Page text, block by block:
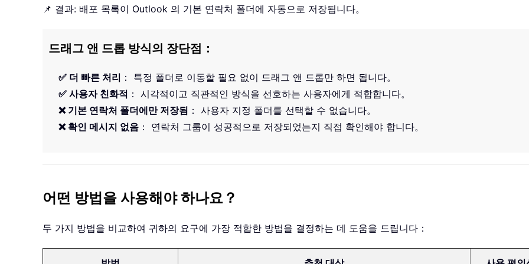
📌 결과: 배포 목록이 Outlook 의 기본 연락처 폴더에 자동으로 저장됩니다。
드래그 앤 드롭 방식의 장단점：
✅ 더 빠른 처리 ： 특정 폴더로 이동할 필요 없이 드래그 앤 드롭만 하면 됩니다。
✅ 사용자 친화적 ： 시각적이고 직관적인 방식을 선호하는 사용자에게 적합합니다。
❌ 기본 연락처 폴더에만 저장됨 ： 사용자 지정 폴더를 선택할 수 없습니다。
❌ 확인 메시지 없음 ： 연락처 그룹이 성공적으로 저장되었는지 직접 확인해야 합니다。
어떤 방법을 사용해야 하나요？
두 가지 방법을 비교하여 귀하의 요구에 가장 적합한 방법을 결정하는 데 도움을 드립니다：